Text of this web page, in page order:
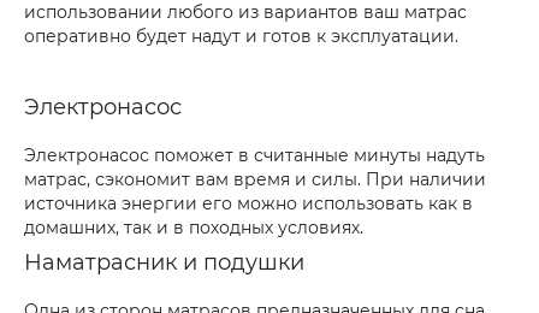
использовании любого из вариантов ваш матрас
оперативно будет надут и готов к эксплуатации.
Электронасос
Электронасос поможет в считанные минуты надуть
матрас, сэкономит вам время и силы. При наличии
источника энергии его можно использовать как в
домашних, так и в походных условиях.
Наматрасник и подушки